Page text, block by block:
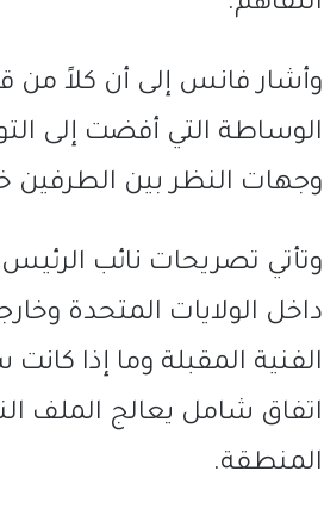
وأشار فانس إلى أن كلاً من
الوساطة التي أفضت إلى
وجهات النظر بين الطرفين
وتأتي تصريحات نائب
داخل الولايات المتحدة
الفنية المقبلة وما إذا
اتفاق شامل يعالج الملف
المنطقة.